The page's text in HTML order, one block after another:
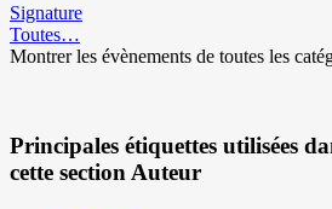
Signature
Toutes…
Montrer les évènements de toutes les
Principales étiquettes utilisées
cette section Auteur